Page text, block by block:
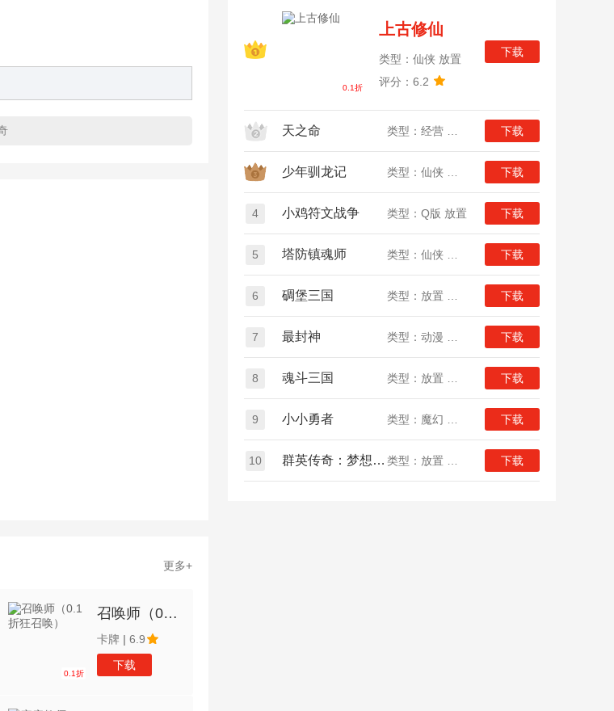
更多+
0.1折
召唤师（0.1折狂召唤）
卡牌 | 6.9
下载
0.1折
上古修仙
类型：仙侠 放置
评分：6.2
下载
天之命 下载
少年驯龙记 下载
4 小鸡符文战争 类型：Q版 放置 下载
5 塔防镇魂师 下载
6 碉堡三国 下载
7 最封神 下载
8 魂斗三国 下载
9 小小勇者 下载
10 群英传奇：梦想三国 下载